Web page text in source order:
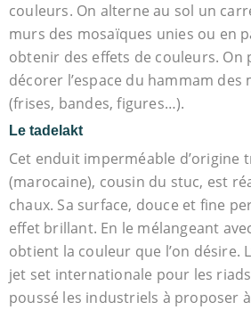
couleurs. On alterne au sol un
murs des mosaïques unies ou en
obtenir des effets de couleurs. On
décorer l’espace du hammam
(frises, bandes, figures…).
Le tadelakt
Cet enduit imperméable d’origine
(marocaine), cousin du stuc, est
chaux. Sa surface, douce et fine
effet brillant. En le mélangeant
obtient la couleur que l’on désire.
jet set internationale pour les
poussé les industriels à proposer